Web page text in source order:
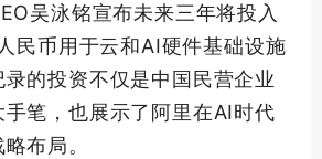
吴泳铭宣布未来三年将投入
民币用于云和AI硬件基础设施
的投资不仅是中国民营企业
手笔，也展示了阿里在AI时代
布局。